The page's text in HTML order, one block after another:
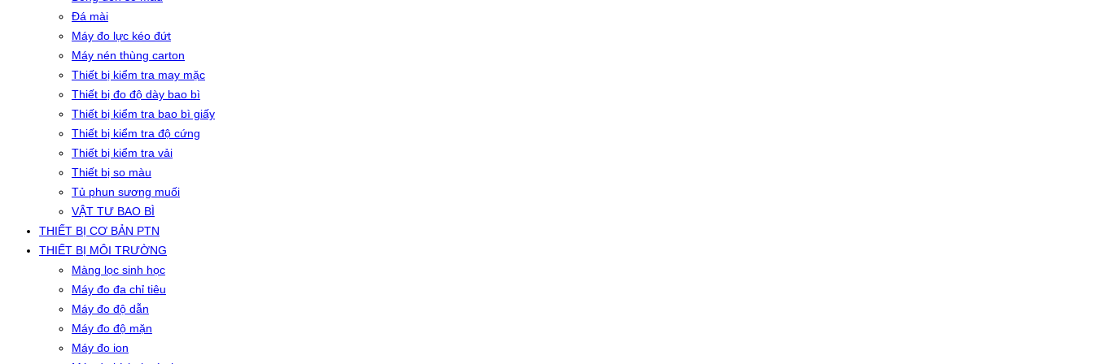
Đá mài
Máy đo lực kéo đứt
Máy nén thùng carton
Thiết bị kiểm tra may mặc
Thiết bị đo độ dày bao bì
Thiết bị kiểm tra bao bì giấy
Thiết bị kiểm tra độ cứng
Thiết bị kiểm tra vải
Thiết bị so màu
Tủ phun sương muối
VẬT TƯ BAO BÌ
THIẾT BỊ CƠ BẢN PTN
THIẾT BỊ MÔI TRƯỜNG
Màng lọc sinh học
Máy đo đa chỉ tiêu
Máy đo độ dẫn
Máy đo độ mặn
Máy đo ion